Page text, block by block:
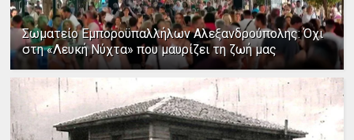
Σωματείο Εμποροϋπαλλήλων Αλεξανδρούπολης: Όχι
στη «Λευκή Νύχτα» που μαυρίζει τη ζωή μας